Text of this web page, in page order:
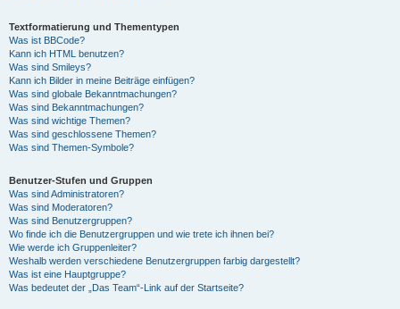
Textformatierung und Thementypen
Was ist BBCode?
Kann ich HTML benutzen?
Was sind Smileys?
Kann ich Bilder in meine Beiträge einfügen?
Was sind globale Bekanntmachungen?
Was sind Bekanntmachungen?
Was sind wichtige Themen?
Was sind geschlossene Themen?
Was sind Themen-Symbole?
Benutzer-Stufen und Gruppen
Was sind Administratoren?
Was sind Moderatoren?
Was sind Benutzergruppen?
Wo finde ich die Benutzergruppen und wie trete ich ihnen bei?
Wie werde ich Gruppenleiter?
Weshalb werden verschiedene Benutzergruppen farbig dargestellt?
Was ist eine Hauptgruppe?
Was bedeutet der „Das Team“-Link auf der Startseite?